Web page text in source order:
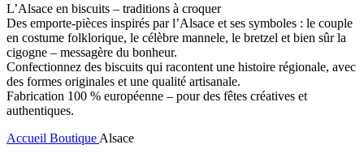
L’Alsace en biscuits – traditions à croquer
Des emporte-pièces inspirés par l’Alsace et ses symboles : le couple
en costume folklorique, le célèbre mannele, le bretzel et bien sûr la
cigogne – messagère du bonheur.
Confectionnez des biscuits qui racontent une histoire régionale, avec
des formes originales et une qualité artisanale.
Fabrication 100 % européenne – pour des fêtes créatives et
authentiques.
Accueil Boutique Alsace